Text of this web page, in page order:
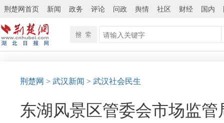
荆楚网首页 新闻 政务 评论 问政 舆情 社区 财经 国内
荆楚网 > 武汉新闻 > 武汉社会民生
东湖风景区管委会市场监